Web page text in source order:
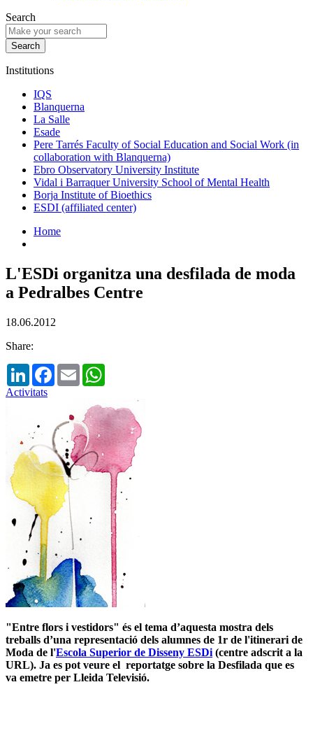
Search
Institutions
IQS
Blanquerna
La Salle
Esade
Pere Tarrés Faculty of Social Education and Social Work (in
collaboration with Blanquerna)
Ebro Observatory University Institute
Vidal i Barraquer University School of Mental Health
Borja Institute of Bioethics
ESDI (affiliated center)
Home
L'ESDi organitza una desfilada de moda
a Pedralbes Centre
18.06.2012
Share:
LinkedInFacebook
Email
Activitats
"Entre flors i vestidors" és el tema d’aquesta mostra dels
treballs d’una representació dels alumnes de 1r de l'itinerari de
Moda de l'Escola Superior de Disseny ESDi (centre adscrit a la
URL). Ja es pot veure el reportatge sobre la Desfilada que es
va emetre per Lleida Televisió.